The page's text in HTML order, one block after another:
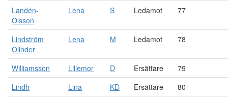
Landén-
Olsson
Lena S Ledamot 77
Lindström
Olinder
Lena M Ledamot 78
Williamsson Lillemor D Ersättare
79
Lindh
Lina KD Ersättare
80